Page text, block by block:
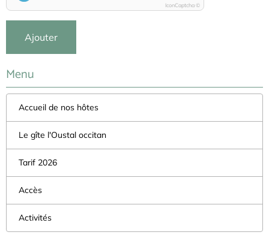
IconCaptcha ©
Ajouter
Menu
Accueil de nos hôtes
Le gîte l'Oustal occitan
Tarif 2026
Accès
Activités